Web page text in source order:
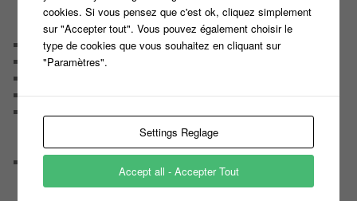
N’oubliez Pas Les Paroles
Tout le monde veut prendre sa place
Chaine Youtube
Contact
Le candidat masqué
Le trombinoscope des Joueurs
Géraldine multirécidiviste des émissions TV
Serge le candidat qui a peur du noir.
Les caméras d’un jeu plateau
cookies. Si vous pensez que c'est ok, cliquez simplement
sur "Accepter tout". Vous pouvez également choisir le
type de cookies que vous souhaitez en cliquant sur
"Paramètres".
Settings Reglage
Accept all - Accepter Tout